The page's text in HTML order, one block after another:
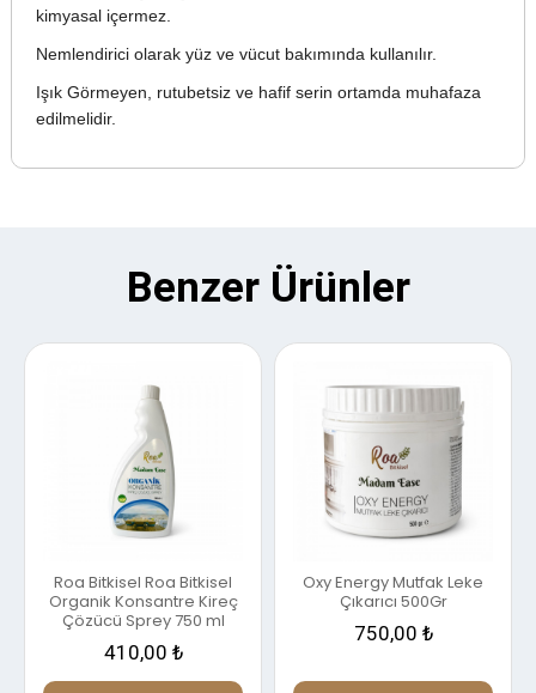
kimyasal içermez.
Nemlendirici olarak yüz ve vücut bakımında kullanılır.
Işık Görmeyen, rutubetsiz ve hafif serin ortamda muhafaza
edilmelidir.
Benzer Ürünler
Roa Bitkisel Roa Bitkisel
Organik Konsantre Kireç
Çözücü Sprey 750 ml
410,00 ₺
Oxy Energy Mutfak Leke
Çıkarıcı 500Gr
750,00 ₺